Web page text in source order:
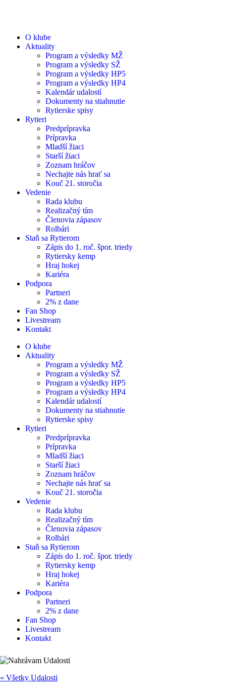
O klube
Aktuality
Program a výsledky MŽ
Program a výsledky SŽ
Program a výsledky HP5
Program a výsledky HP4
Kalendár udalostí
Dokumenty na stiahnutie
Rytierske spisy
Rytieri
Predprípravka
Prípravka
Mladší žiaci
Starší žiaci
Zoznam hráčov
Nechajte nás hrať sa
Kouč 21. storočia
Vedenie
Rada klubu
Realizačný tím
Členovia zápasov
Rolbári
Staň sa Rytierom
Zápis do 1. roč. špor. triedy
Rytiersky kemp
Hraj hokej
Kariéra
Podpora
Partneri
2% z dane
Fan Shop
Livestream
Kontakt
O klube
Aktuality
Program a výsledky MŽ
Program a výsledky SŽ
Program a výsledky HP5
Program a výsledky HP4
Kalendár udalostí
Dokumenty na stiahnutie
Rytierske spisy
Rytieri
Predprípravka
Prípravka
Mladší žiaci
Starší žiaci
Zoznam hráčov
Nechajte nás hrať sa
Kouč 21. storočia
Vedenie
Rada klubu
Realizačný tím
Členovia zápasov
Rolbári
Staň sa Rytierom
Zápis do 1. roč. špor. triedy
Rytiersky kemp
Hraj hokej
Kariéra
Podpora
Partneri
2% z dane
Fan Shop
Livestream
Kontakt
« Všetky Udalosti